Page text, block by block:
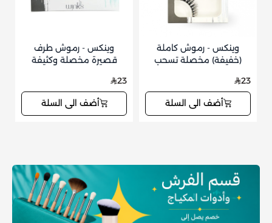
وينكس - رموش كاملة
(خفيفة) مخصلة تسحب
23
أضف الى السلة
وينكس - رموش طرف
قصيرة مخصلة وكثيفة
23
أضف الى السلة